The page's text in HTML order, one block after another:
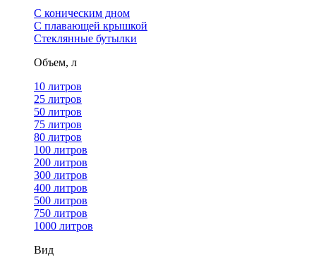
С коническим дном
С плавающей крышкой
Стеклянные бутылки
Объем, л
10 литров
25 литров
50 литров
75 литров
80 литров
100 литров
200 литров
300 литров
400 литров
500 литров
750 литров
1000 литров
Вид